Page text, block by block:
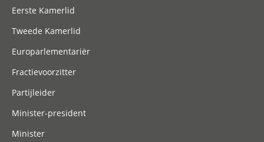
Eerste Kamerlid
Tweede Kamerlid
Europarlementariër
Fractievoorzitter
Partijleider
Minister-president
Minister